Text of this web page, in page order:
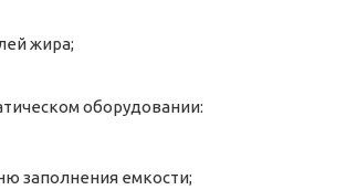
жира;
оборудовании:
заполнения емкости;